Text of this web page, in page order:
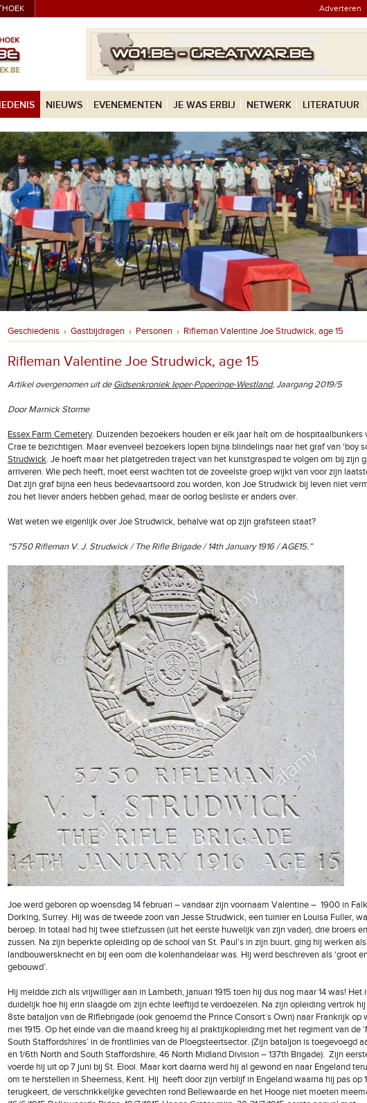
Adverteren
NIEUWS EVENEMENTEN JE WAS ERBIJ NETWERK LITERATUUR
Geschiedenis › Gastbijdragen › Personen › Rifleman Valentine Joe Strudwick, age 15
Rifleman Valentine Joe Strudwick, age 15
Artikel overgenomen uit deGidsenkroniek Ieper-Poperinge-Westland, Jaargang 2019/5
Door Marnick Storme
Essex Farm Cemetery. Duizenden bezoekers houden er elk jaar halt om de hospitaalbunkers
Crae te bezichtigen. Maar evenveel bezoekers lopen bijna blindelings naar het graf van ‘boy
Strudwick. Je hoeft maar het platgetreden traject van het kunstgraspad te volgen om bij zijn
arriveren. Wie pech heeft, moet eerst wachten tot de zoveelste groep wijkt van voor zijn
Dat zijn graf bijna een heus bedevaartsoord zou worden, kon Joe Strudwick bij leven niet
zou het liever anders hebben gehad, maar de oorlog besliste er anders over.
Wat weten we eigenlijk over Joe Strudwick, behalve wat op zijn grafsteen staat?
“5750 Rifleman V. J. Strudwick / The Rifle Brigade / 14th January 1916 / AGE15.”
Joe werd geboren op woensdag 14 februari – vandaar zijn voornaam Valentine – 1900 in
Dorking, Surrey. Hij was de tweede zoon van Jesse Strudwick, een tuinier en Louisa Fuller,
beroep. In totaal had hij twee stiefzussen (uit het eerste huwelijk van zijn vader), drie broers
zussen. Na zijn beperkte opleiding op de school van St. Paul’s in zijn buurt, ging hij werken als
landbouwersknecht en bij een oom die kolenhandelaar was. Hij werd beschreven als ‘groot
gebouwd’.
Hij meldde zich als vrijwilliger aan in Lambeth, januari 1915 toen hij dus nog maar 14 was! Het
duidelijk hoe hij erin slaagde om zijn echte leeftijd te verdoezelen. Na zijn opleiding vertrok
8ste bataljon van de Riflebrigade (ook genoemd the Prince Consort´s Own) naar Frankrijk op
mei 1915. Op het einde van die maand kreeg hij al praktijkopleiding met het regiment van de
South Staffordshires’ in de frontlinies van de Ploegsteertsector. (Zijn bataljon is toegevoegd
en 1/6th North and South Staffordshire, 46 North Midland Division – 137th Brigade). Zijn
voerde hij uit op 7 juni bij St. Elooi. Maar kort daarna werd hij al gewond en naar Engeland
om te herstellen in Sheerness, Kent. Hij heeft door zijn verblijf in Engeland waarna hij pas op
terugkeert, de verschrikkelijke gevechten rond Bellewaarde en het Hooge niet moeten